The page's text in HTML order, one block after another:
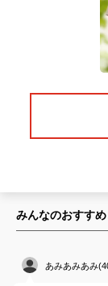
みんなのおすす
あみあみあみ